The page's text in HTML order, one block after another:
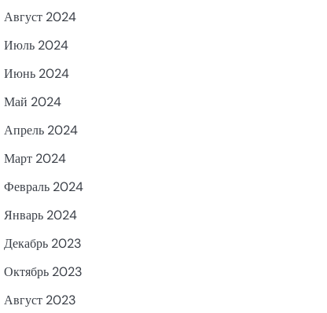
Август 2024
Июль 2024
Июнь 2024
Май 2024
Апрель 2024
Март 2024
Февраль 2024
Январь 2024
Декабрь 2023
Октябрь 2023
Август 2023